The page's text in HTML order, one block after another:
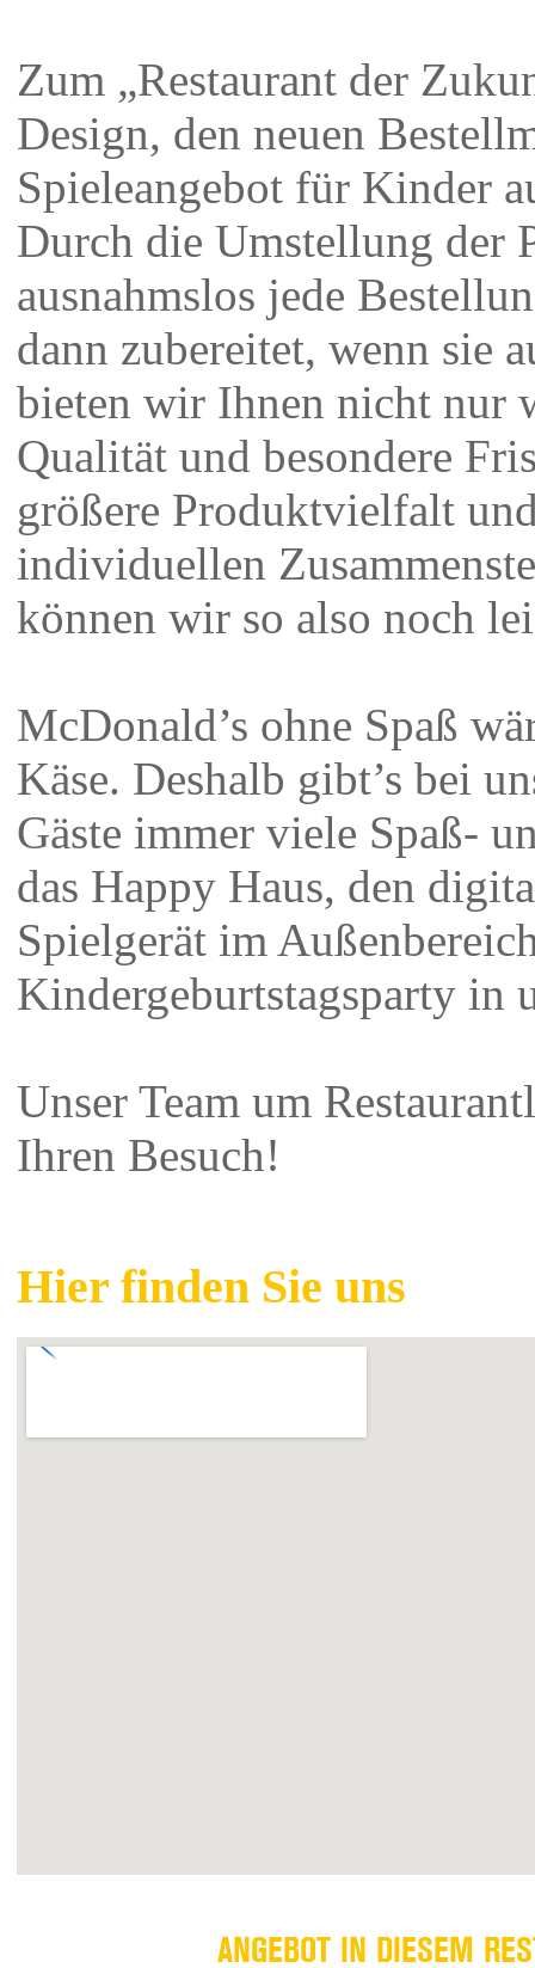
Zum „Restaurant der
Design, den neuen
Spieleangebot für Kinder
Durch die Umstellung der
ausnahmslos jede
dann zubereitet, wenn sie
bieten wir Ihnen nicht nur
Qualität und besondere
größere Produktvielfalt
individuellen
können wir so also noch
McDonald’s ohne Spaß
Käse. Deshalb gibt’s bei
Gäste immer viele Spaß-
das Happy Haus, den
Spielgerät im
Kindergeburtstagsparty in
Unser Team um
Ihren Besuch!
Hier finden Sie uns
ANGEBOT IN DIESEM